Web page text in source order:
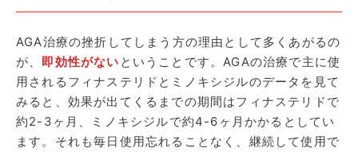
AGA治療の挫折してしまう方の理由として多くあがるの
が、 即効性がない ということです。AGAの治療で主に使
用されるフィナステリドとミノキシジルのデータを見て
みると、効果が出てくるまでの期間はフィナステリドで
約2-3ヶ月、ミノキシジルで約4-6ヶ月かかるとしてい
ます。それも毎日使用忘れることなく、継続して使用で